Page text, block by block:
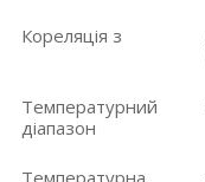
Кореляція з
Температурний
діапазон
Температурна